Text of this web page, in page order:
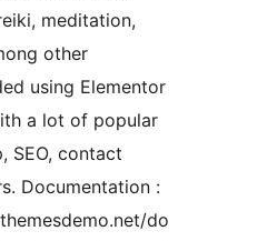
meditation,
other
using Elementor
a lot of popular
SEO, contact
Documentation :
do